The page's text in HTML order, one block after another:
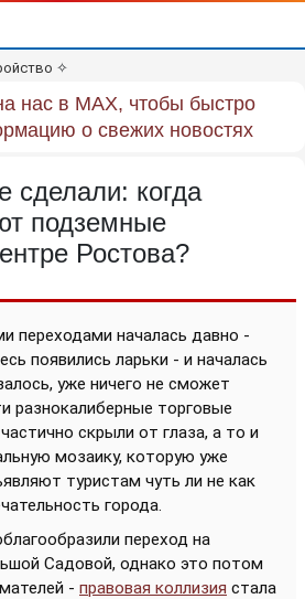
✧
нас в MAX, чтобы быстро
о свежих новостях
когда
подземные
Ростова?
переходами началась давно -
появились ларьки - и началась
уже ничего не сможет
разнокалиберные торговые
скрыли от глаза, а то и
мозаику, которую уже
туристам чуть ли не как
города.
переход на
Садовой, однако это потом
- правовая коллизия стала